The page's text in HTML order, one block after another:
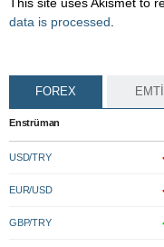
data is processed
FOREX
Enstrüman
USD/TRY
EUR/USD
GBP/TRY